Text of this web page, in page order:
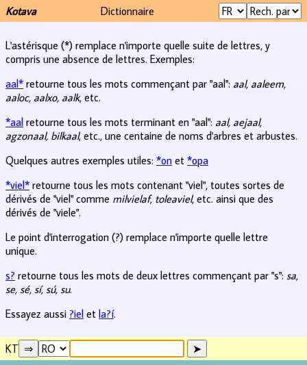
Kotava Dictionnaire
L'astérisque (*) remplace n'importe quelle suite de lettres, y
compris une absence de lettres. Exemples:
aal* retourne tous les mots commençant par "aal": aal, aaleem,
aaloc, aalxo, aalk, etc.
*aal retourne tous les mots terminant en "aal": aal, aejaal,
agzonaal, bilkaal, etc., une centaine de noms d'arbres et arbustes.
Quelques autres exemples utiles: *on et *opa
*viel* retourne tous les mots contenant "viel", toutes sortes de
dérivés de "viel" comme milvielaf, toleaviel, etc. ainsi que des
dérivés de "viele".
Le point d'interrogation (?) remplace n'importe quelle lettre
unique.
s? retourne tous les mots de deux lettres commençant par "s": sa,
se, sé, sí, sú, su.
Essayez aussi ?iel et la?í.
KT